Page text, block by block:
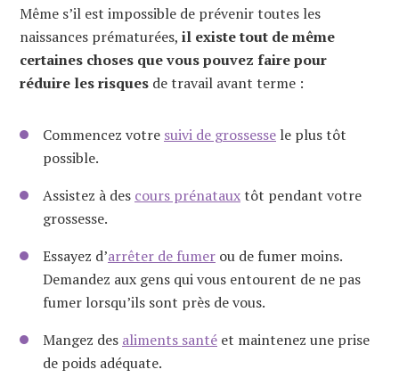
Même s’il est impossible de prévenir toutes les
naissances prématurées, il existe tout de même
certaines choses que vous pouvez faire pour
réduire les risques de travail avant terme :
Commencez votre suivi de grossesse le plus tôt
possible.
Assistez à des cours prénatauxtôt pendant votre
grossesse.
Essayez d’arrêter de fumer ou de fumer moins.
Demandez aux gens qui vous entourent de ne pas
fumer lorsqu’ils sont près de vous.
Mangez des aliments santé et maintenez une prise
de poids adéquate.